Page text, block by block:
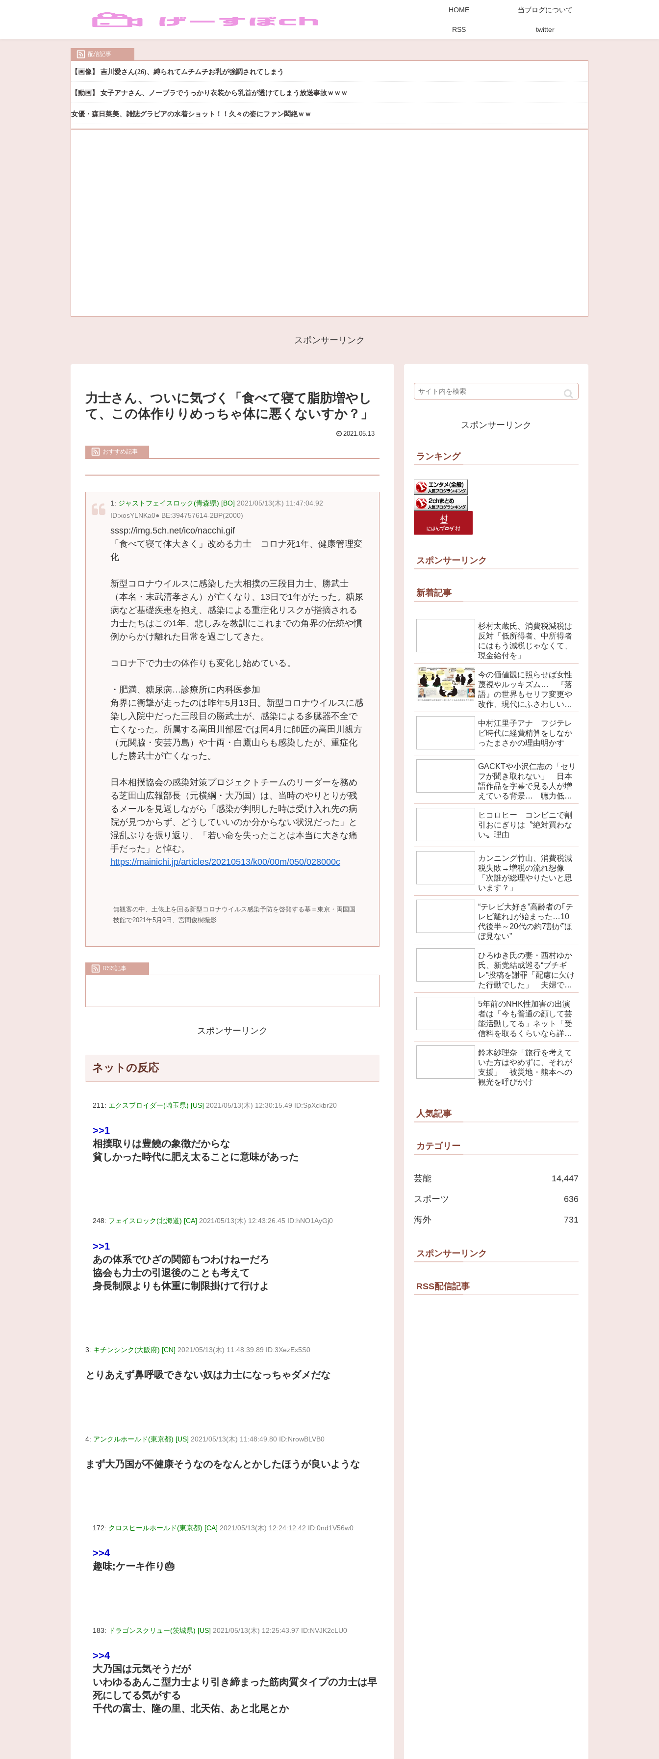
HOME 当ブログについて
RSS twitter
配信記事
【画像】 吉川愛さん(26)、縛られてムチムチお乳が強調されてしまう
【動画】 女子アナさん、ノーブラでうっかり衣装から乳首が透けてしまう放送事故ｗｗｗ
女優・森日菜美、雑誌グラビアの水着ショット！！久々の姿にファン悶絶ｗｗ
スポンサーリンク
力士さん、ついに気づく「食べて寝て脂肪増やし
て、この体作りりめっちゃ体に悪くないすか？」
2021.05.13
おすすめ記事
1: ジャストフェイスロック(青森県) [BO] 2021/05/13(木) 11:47:04.92
ID:xosYLNKa0● BE:394757614-2BP(2000)
sssp://img.5ch.net/ico/nacchi.gif
「食べて寝て体大きく」改める力士 コロナ死1年、健康管理変
化
新型コロナウイルスに感染した大相撲の三段目力士、勝武士
（本名・末武清孝さん）が亡くなり、13日で1年がたった。糖尿
病など基礎疾患を抱え、感染による重症化リスクが指摘される
力士たちはこの1年、悲しみを教訓にこれまでの角界の伝統や慣
例からかけ離れた日常を過ごしてきた。
コロナ下で力士の体作りも変化し始めている。
・肥満、糖尿病…診療所に内科医参加
角界に衝撃が走ったのは昨年5月13日。新型コロナウイルスに感
染し入院中だった三段目の勝武士が、感染による多臓器不全で
亡くなった。所属する高田川部屋では同4月に師匠の高田川親方
（元関脇・安芸乃島）や十両・白鷹山らも感染したが、重症化
した勝武士が亡くなった。
日本相撲協会の感染対策プロジェクトチームのリーダーを務め
る芝田山広報部長（元横綱・大乃国）は、当時のやりとりが残
るメールを見返しながら「感染が判明した時は受け入れ先の病
院が見つからず、どうしていいのか分からない状況だった」と
混乱ぶりを振り返り、「若い命を失ったことは本当に大きな痛
手だった」と悼む。
https://mainichi.jp/articles/20210513/k00/00m/050/028000c
無観客の中、土俵上を回る新型コロナウイルス感染予防を啓発する幕＝東京・両国国
技館で2021年5月9日、宮間俊樹撮影
RSS記事
スポンサーリンク
ネットの反応
211: エクスプロイダー(埼玉県) [US] 2021/05/13(木) 12:30:15.49 ID:SpXckbr20
>>1
相撲取りは豊饒の象徴だからな
貧しかった時代に肥え太ることに意味があった
248: フェイスロック(北海道) [CA] 2021/05/13(木) 12:43:26.45 ID:hNO1AyGj0
>>1
あの体系でひざの関節もつわけねーだろ
協会も力士の引退後のことも考えて
身長制限よりも体重に制限掛けて行けよ
3: キチンシンク(大阪府) [CN] 2021/05/13(木) 11:48:39.89 ID:3XezEx5S0
とりあえず鼻呼吸できない奴は力士になっちゃダメだな
4: アンクルホールド(東京都) [US] 2021/05/13(木) 11:48:49.80 ID:NrowBLVB0
まず大乃国が不健康そうなのをなんとかしたほうが良いような
172: クロスヒールホールド(東京都) [CA] 2021/05/13(木) 12:24:12.42 ID:0nd1V56w0
>>4
趣味;ケーキ作り🎂
183: ドラゴンスクリュー(茨城県) [US] 2021/05/13(木) 12:25:43.97 ID:NVJK2cLU0
>>4
大乃国は元気そうだが
いわゆるあんこ型力士より引き締まった筋肉質タイプの力士は早
死にしてる気がする
千代の富士、隆の里、北天佑、あと北尾とか
スポンサーリンク
ランキング
スポンサーリンク
新着記事
杉村太蔵氏、消費税減税は
反対「低所得者、中所得者
にはもう減税じゃなくて、
現金給付を」
今の価値観に照らせば女性
蔑視やルッキズム… 『落
語』の世界もセリフ変更や
改作、現代にふさわしい表
現模索の動き
中村江里子アナ フジテレ
ビ時代に経費精算をしなか
ったまさかの理由明かす
GACKTや小沢仁志の「セリ
フが聞き取れない」 日本
語作品を字幕で見る人が増
えている背景… 聴力低下
が原因ではない？
ヒコロヒー コンビニで割
引おにぎりは〝絶対買わな
い〟理由
カンニング竹山、消費税減
税失敗→増税の流れ想像
「次誰が総理やりたいと思
います？」
“テレビ大好き”高齢者の｢テ
レビ離れ｣が始まった…10
代後半～20代の約7割が”ほ
ぼ見ない”
ひろゆき氏の妻・西村ゆか
氏、新党結成巡る“ブチギ
レ”投稿を謝罪「配慮に欠け
た行動でした」 夫婦で投
稿
5年前のNHK性加害の出演
者は「今も普通の顔して芸
能活動してる」ネット「受
信料を取るくらいなら詳細
を伝えよ」
鈴木紗理奈「旅行を考えて
いた方はやめずに、それが
支援」 被災地・熊本への
観光を呼びかけ
人気記事
カテゴリー
芸能 14,447
スポーツ 636
海外 731
スポンサーリンク
RSS配信記事